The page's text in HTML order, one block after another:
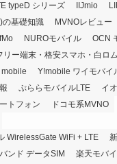
typeD シリーズ IIJmio
の基礎知識
MVNOレビュー
NUROモバイル
OCN
リー端末・格安スマホ・白ロ
mobile
Y!mobile ワイモバイ
ぷららモバイルLTE
イ
トフォン
ドコモ系MVNO
WirelessGate WiFi + LTE
ンド データSIM 楽天モバ